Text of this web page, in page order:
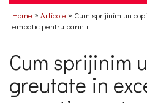
Home » Articole » Cum sprijinim un
empatic pentru parinti
Cum sprijinim
greutate in